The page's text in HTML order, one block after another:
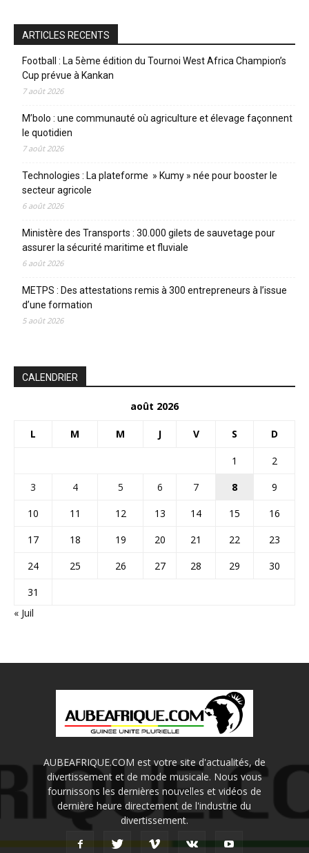
ARTICLES RECENTS
Football : La 5ème édition du Tournoi West Africa Champion’s
Cup prévue à Kankan
7 août 2026
M’bolo : une communauté où agriculture et élevage façonnent
le quotidien
7 août 2026
Technologies : La plateforme » Kumy » née pour booster le
secteur agricole
6 août 2026
Ministère des Transports : 30.000 gilets de sauvetage pour
assurer la sécurité maritime et fluviale
6 août 2026
METPS : Des attestations remis à 300 entrepreneurs à l’issue
d’une formation
5 août 2026
CALENDRIER
août 2026
L M M J V S D
1
2
3
4 5 6 7 8
9
10
11 12 13 14 15
16
17
18 19 20 21 22
23
24
25 26 27 28 29
30
31
« Juil
AUBEAFRIQUE.COM est votre site d'actualités, de
divertissement et de mode musicale. Nous vous
fournissons les dernières nouvelles et vidéos de
dernière heure directement de l'industrie du
divertissement.